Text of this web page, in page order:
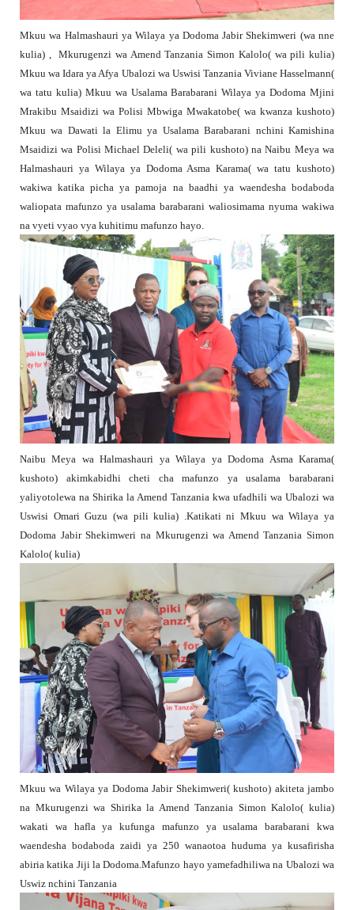
Mkuu wa Halmashauri ya Wilaya ya Dodoma Jabir Shekimweri (wa nne
kulia) , Mkurugenzi wa Amend Tanzania Simon Kalolo( wa pili kulia)
Mkuu wa Idara ya Afya Ubalozi wa Uswisi Tanzania Viviane Hasselmann(
wa tatu kulia) Mkuu wa Usalama Barabarani Wilaya ya Dodoma Mjini
Mrakibu Msaidizi wa Polisi Mbwiga Mwakatobe( wa kwanza kushoto)
Mkuu wa Dawati la Elimu ya Usalama Barabarani nchini Kamishina
Msaidizi wa Polisi Michael Deleli( wa pili kushoto) na Naibu Meya wa
Halmashauri ya Wilaya ya Dodoma Asma Karama( wa tatu kushoto)
wakiwa katika picha ya pamoja na baadhi ya waendesha bodaboda
waliopata mafunzo ya usalama barabarani waliosimama nyuma wakiwa
na vyeti vyao vya kuhitimu mafunzo hayo.
Naibu Meya wa Halmashauri ya Wilaya ya Dodoma Asma Karama(
kushoto) akimkabidhi cheti cha mafunzo ya usalama barabarani
yaliyotolewa na Shirika la Amend Tanzania kwa ufadhili wa Ubalozi wa
Uswisi Omari Guzu (wa pili kulia) .Katikati ni Mkuu wa Wilaya ya
Dodoma Jabir Shekimweri na Mkurugenzi wa Amend Tanzania Simon
Kalolo( kulia)
Mkuu wa Wilaya ya Dodoma Jabir Shekimweri( kushoto) akiteta jambo
na Mkurugenzi wa Shirika la Amend Tanzania Simon Kalolo( kulia)
wakati wa hafla ya kufunga mafunzo ya usalama barabarani kwa
waendesha bodaboda zaidi ya 250 wanaotoa huduma ya kusafirisha
abiria katika Jiji la Dodoma.Mafunzo hayo yamefadhiliwa na Ubalozi wa
Uswiz nchini Tanzania